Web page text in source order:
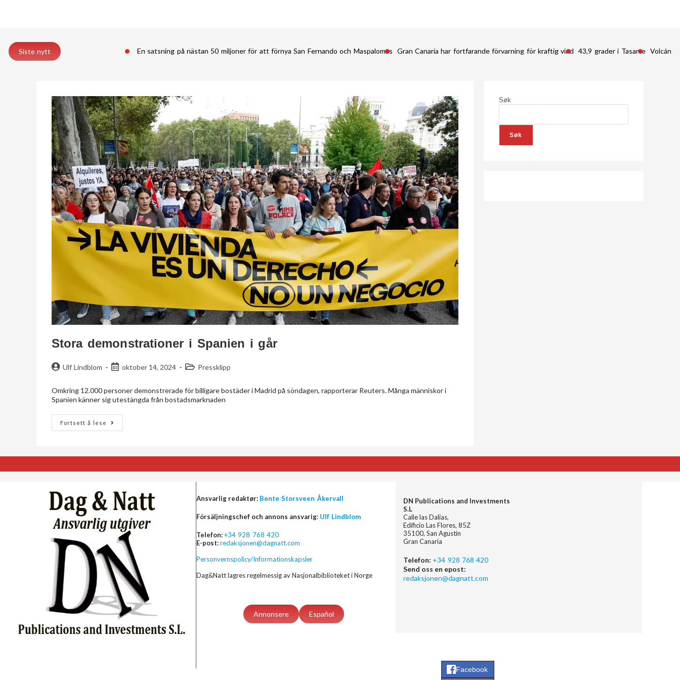
Siste nytt En satsning på nästan 50 miljoner för att förnya San Fernando och Maspalomas Gran Canaria har fortfarande förvarning för kraftig vind 43,9 grader i Tasarte Volcán
Stora demonstrationer i Spanien i går
Ulf Lindblom oktober 14, 2024 Pressklipp
Omkring 12.000 personer demonstrerade för billigare bostäder i Madrid på söndagen, rapporterar Reuters. Många människor i
Spanien känner sig utestängda från bostadsmarknaden
Fortsett å lese
Søk
Søk
Ansvarlig redaktør: Bente Storsveen Åkervall
Försäljningschef och annons ansvarig: Ulf Lindblom
Telefon:+34 928 768 420
E-post:redaksjonen@dagnatt.com
Personvernspolicy/Informationskapsler
Dag&Natt lagres regelmessig av Nasjonalbiblioteket i Norge
Annonsere Español
DN Publications and Investments
S.L
Calle las Dalias,
Edificio Las Flores, 85Z
35100, San Agustin
Gran Canaria
Telefon: +34 928 768 420
Send oss en epost:
redaksjonen@dagnatt.com
Facebook